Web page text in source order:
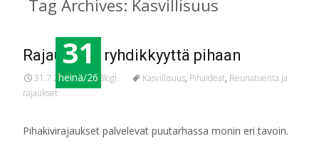
Tag Archives: Kasvillisuus
31
heinä/26
Rajauksilla ryhdikkyyttä pihaan
31.7.2026 Blogi Kasvillisuus, Pihaideat, Reunatuenta ja
rajaukset
Pihakivirajaukset palvelevat puutarhassa monin eri tavoin.